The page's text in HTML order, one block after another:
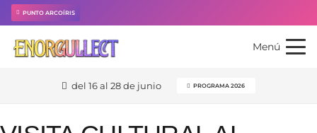
PUNTO ARCOÍRIS
Menú
del 16 al 28 de junio PROGRAMA 2026